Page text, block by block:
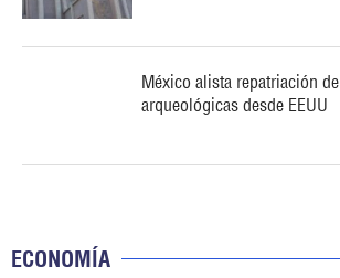
México alista repatriación
arqueológicas desde EEUU
ECONOMÍA